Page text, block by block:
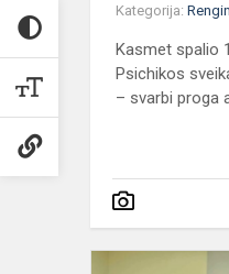
Kategorija:
Kasmet spalio
Psichikos
– svarbi proga